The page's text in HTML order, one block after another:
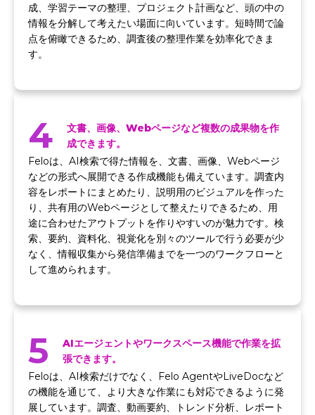
成、学習テーマの整理、プロジェクト計画など、頭の中の
情報を分解して考えたい場面に向いています。短時間で論
点を俯瞰できるため、調査後の整理作業を効率化できま
す。
4
文書、画像、Webページなど複数の成果物を作
成できます。
Feloは、AI検索で得た情報を、文書、画像、Webページ
などの形式へ展開できる作成機能も備えています。調査内
容をレポートにまとめたり、説明用のビジュアルを作った
り、共有用のWebページとして整えたりできるため、用
途に合わせたアウトプットを作りやすいのが魅力です。検
索、要約、資料化、視覚化を別々のツールで行う必要が少
なく、情報収集から発信準備までを一つのワークフローと
して進められます。
5
AIエージェントやワークスペース機能で作業を拡
張できます。
Feloは、AI検索だけでなく、Felo AgentやLiveDocなど
の機能を通じて、より大きな作業にも対応できるように発
展しています。調査、動画要約、トレンド分析、レポート